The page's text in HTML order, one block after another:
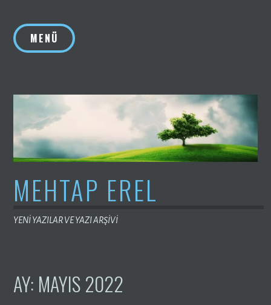
MENÜ
MEHTAP EREL
YENİ YAZILAR VE YAZI ARŞİVİ
AY: MAYIS 2022